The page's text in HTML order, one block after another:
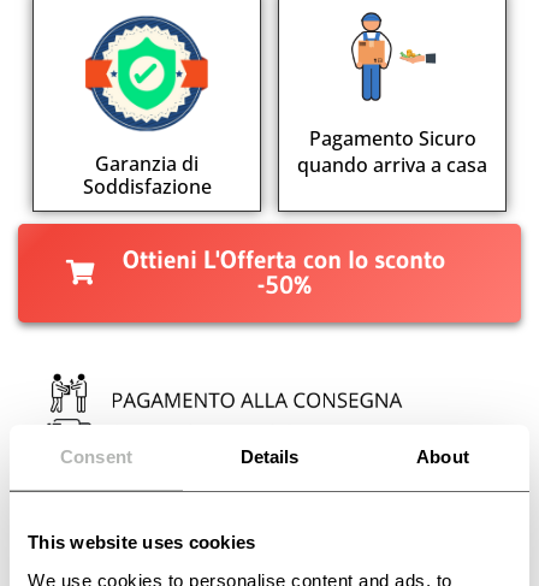
Consent Details About
This website uses cookies
We use cookies to personalise content and ads, to
Garanzia di
Soddisfazione
Pagamento Sicuro
quando arriva a casa
Ottieni L'Offerta con lo sconto
-50%
Le scorte in sconto stanno per finire